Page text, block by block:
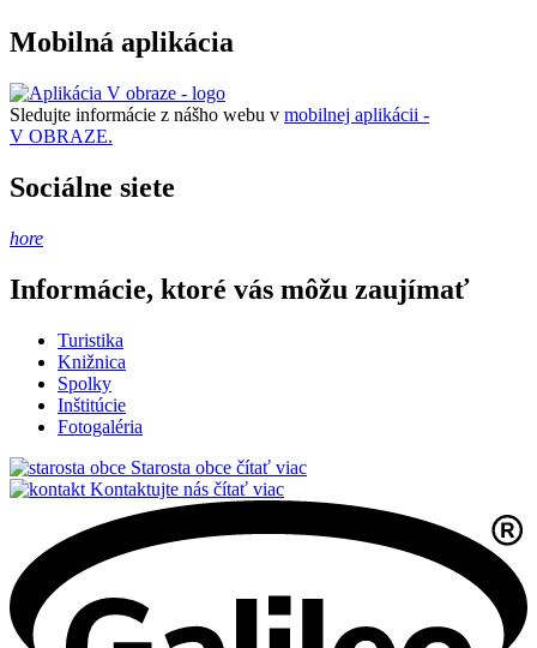
Mobilná aplikácia
Sledujte informácie z nášho webu v mobilnej aplikácii -
V OBRAZE.
Sociálne siete
hore
Informácie, ktoré vás môžu zaujímať
Turistika
Knižnica
Spolky
Inštitúcie
Fotogaléria
Starosta obce čítať viac
Kontaktujte nás čítať viac